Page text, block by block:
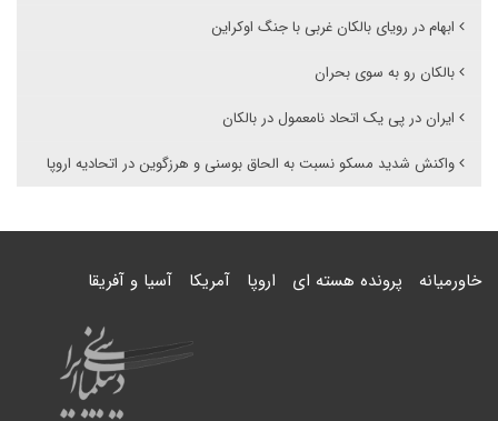
ابهام در رویای بالکان غربی با جنگ اوکراین
بالکان رو به سوی بحران
ایران در پی یک اتحاد نامعمول در بالکان
واکنش شدید مسکو نسبت به الحاق بوسنی و هرزگوین در اتحادیه اروپا
خاورمیانه پرونده هسته ای اروپا آمریکا آسیا و آفریقا